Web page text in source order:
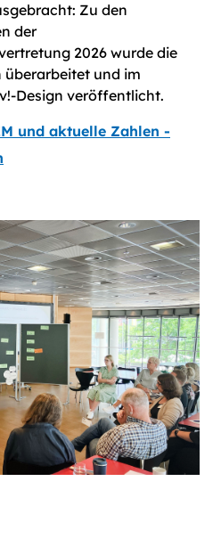
Zu den
der
2026 wurde die
und im
Design veröffentlicht.
und aktuelle Zahlen -